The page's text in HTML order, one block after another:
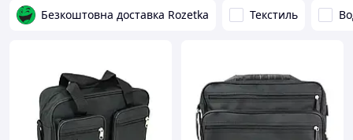
Безкоштовна доставка Rozetka Текстиль